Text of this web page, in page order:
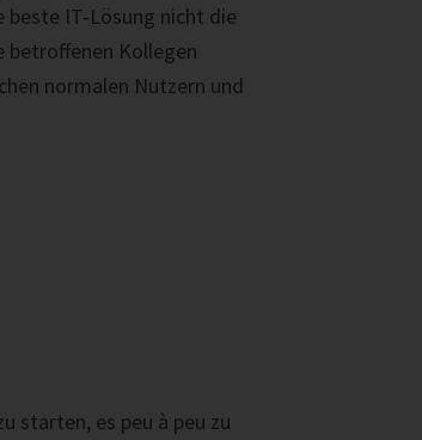
IT-Lösung nicht die
betroffenen Kollegen
normalen Nutzern und
starten, es peu à peu zu